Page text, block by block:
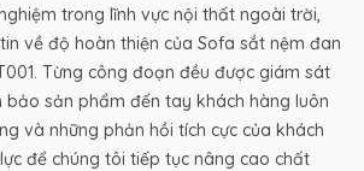
trong lĩnh vực nội thất ngoài trời,
về độ hoàn thiện của Sofa sắt nệm đan
Từng công đoạn đều được giám sát
bảo sản phẩm đến tay khách hàng luôn
và những phản hồi tích cực của khách
để chúng tôi tiếp tục nâng cao chất